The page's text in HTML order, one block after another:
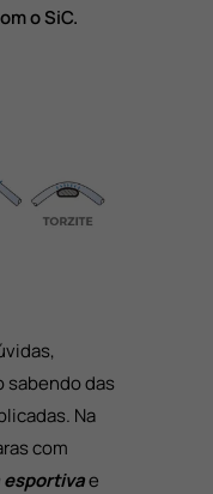
o SiC.
sabendo das
Na
com
esportivae